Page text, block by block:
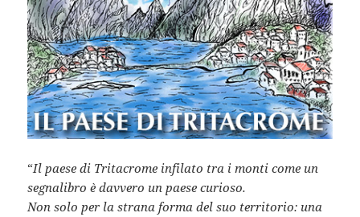
“Il paese di Tritacrome infilato tra i monti come un
segnalibro è davvero un paese curioso.
Non solo per la strana forma del suo territorio: una